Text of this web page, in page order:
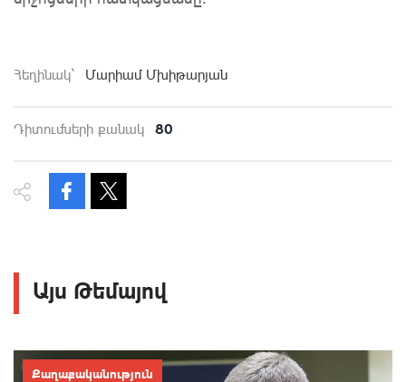
Հեղինակ` Մարիամ Մխիթարյան
Դիտումների քանակ 80
Այս Թեմայով
Քաղաքականություն